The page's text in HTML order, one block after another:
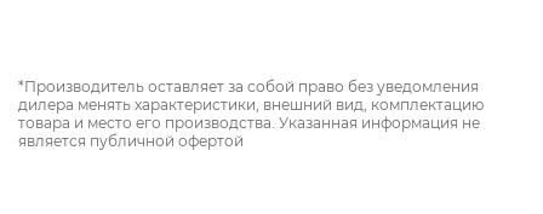
*Производитель оставляет за собой право без уведомления
дилера менять характеристики, внешний вид, комплектацию
товара и место его производства. Указанная информация не
является публичной офертой